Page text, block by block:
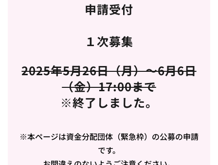
申請受付
１次募集
2025年5月26日（月）～6月6日
（金）17:00まで
※終了しました。
※本ページは資金分配団体（緊急枠）の公募の申請
です。